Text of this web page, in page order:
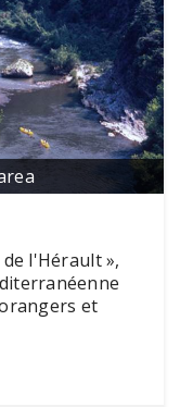
l'Hérault »,
et
à
dont le [Jardin